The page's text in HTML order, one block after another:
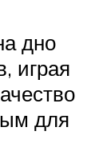
дно
играя
для